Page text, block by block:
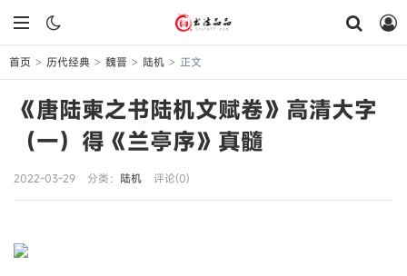
首页 > 历代经典 > 魏晋 > 陆机 > 正文
《唐陆柬之书陆机文赋卷》高清大字
（一）得《兰亭序》真髓
2022-03-29 分类： 陆机 评论(0)